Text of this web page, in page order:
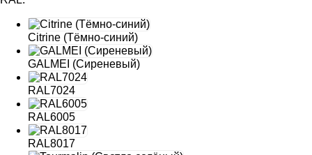
Citrine (Тёмно-синий)
GALMEI (Сиреневый)
RAL7024
RAL6005
RAL8017